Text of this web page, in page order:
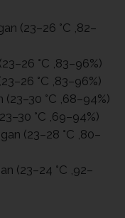
(23–26 °C ,82–
°C ,83–96%)
°C ,83–96%)
°C ,68–94%)
°C ,69–94%)
(23–28 °C ,80–
(23–24 °C ,92–